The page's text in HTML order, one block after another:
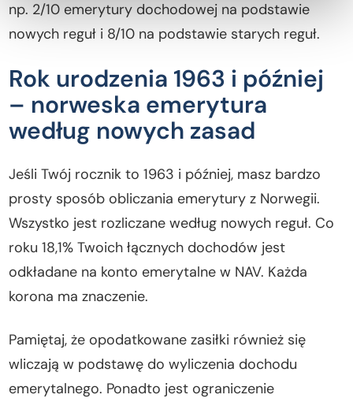
np. 2/10 emerytury dochodowej na podstawie
nowych reguł i 8/10 na podstawie starych reguł.
Rok urodzenia 1963 i później
– norweska emerytura
według nowych zasad
Jeśli Twój rocznik to 1963 i później, masz bardzo
prosty sposób obliczania emerytury z Norwegii.
Wszystko jest rozliczane według nowych reguł. Co
roku 18,1% Twoich łącznych dochodów jest
odkładane na konto emerytalne w NAV. Każda
korona ma znaczenie.
Pamiętaj, że opodatkowane zasiłki również się
wliczają w podstawę do wyliczenia dochodu
emerytalnego. Ponadto jest ograniczenie